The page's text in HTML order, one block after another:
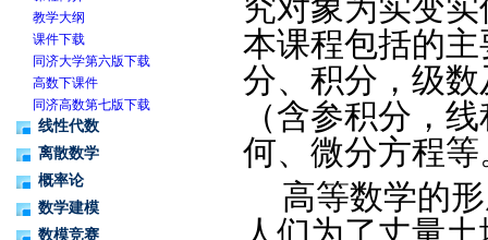
教学大纲
课件下载
同济大学第六版下载
高数下课件
同济高数第七版下载
线性代数
离散数学
概率论
数学建模
数模竞赛
究对象为实变
本课程包括的
分、积分，级
（含参积分，
何、微分方程等
高等数学的